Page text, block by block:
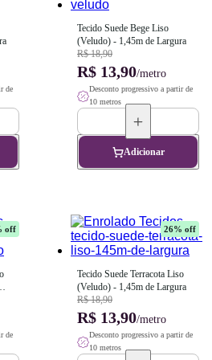
de
Tecido Suede Bege Liso
(Veludo) - 1,45m de Largura
R$ 18,90
R$ 13,90/metro
Desconto progressivo a partir de
10 metros
Adicionar
off
de
26% off
Tecido Suede Terracota Liso
(Veludo) - 1,45m de Largura
R$ 18,90
R$ 13,90/metro
Desconto progressivo a partir de
10 metros